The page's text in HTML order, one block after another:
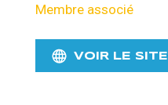
Membre associé
VOIR LE SITE